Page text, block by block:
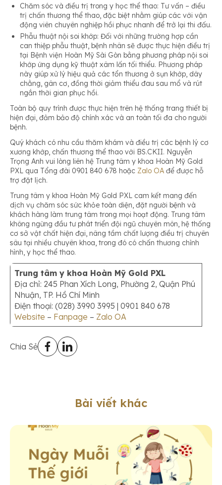
Chăm sóc và điều trị trong y học thể thao: Tư vấn – điều
trị chấn thương thể thao, đặc biệt nhằm giúp các với vận
động viên chuyên nghiệp hồi phục nhanh để trở lại thi đấu.
Phẫu thuật nội soi khớp: Đối với những trường hợp cần
can thiệp phẫu thuật, bệnh nhân sẽ được thực hiện điều trị
tại Bệnh viện Hoàn Mỹ Sài Gòn bằng phương pháp nội soi
khớp ứng dụng kỹ thuật xâm lấn tối thiểu. Phương pháp
này giúp xử lý hiệu quả các tổn thương ở sụn khớp, dây
chằng, gân cơ, đồng thời giảm thiểu đau sau mổ và rút
ngắn thời gian phục hồi.
Toàn bộ quy trình được thực hiện trên hệ thống trang thiết bị
hiện đại, đảm bảo độ chính xác và an toàn tối đa cho người
bệnh.
Quý khách có nhu cầu thăm khám và điều trị các bệnh lý cơ
xương khớp, chấn thương thể thao với BS.CKII. Nguyễn
Trọng Anh vui lòng liên hệ Trung tâm y khoa Hoàn Mỹ Gold
PXL qua Tổng đài 0901 840 678 hoặc Zalo OA để được hỗ
trợ đặt lịch.
Trung tâm y khoa Hoàn Mỹ Gold PXL cam kết mang đến
dịch vụ chăm sóc sức khỏe toàn diện, đặt người bệnh và
khách hàng làm trung tâm trong mọi hoạt động. Trung tâm
không ngừng đầu tư phát triển đội ngũ chuyên môn, hệ thống
cơ sở vật chất hiện đại, nâng tầm chất lượng điều trị chuyên
sâu tại nhiều chuyên khoa, trong đó có chấn thương chỉnh
hình, y học thể thao.
Trung tâm y khoa Hoàn Mỹ Gold PXL
Địa chỉ: 245 Phan Xích Long, Phường 2, Quận Phú
Nhuận, TP. Hồ Chí Minh
Điện thoại: (028) 3990 3995 | 0901 840 678
Website – Fanpage – Zalo OA
Chia Sẻ
Bài viết khác